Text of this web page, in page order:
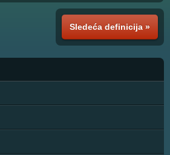
Sledeća definicija »